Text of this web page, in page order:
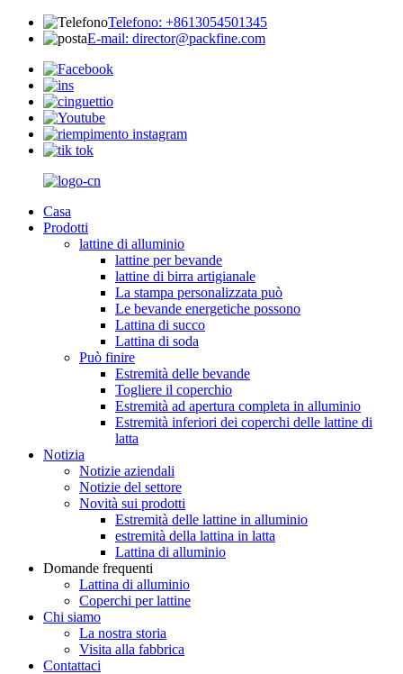
Telefono: +8613054501345
E-mail: director@packfine.com
Casa
Prodotti
lattine di alluminio
lattine per bevande
lattine di birra artigianale
La stampa personalizzata può
Le bevande energetiche possono
Lattina di succo
Lattina di soda
Può finire
Estremità delle bevande
Togliere il coperchio
Estremità ad apertura completa in alluminio
Estremità inferiori dei coperchi delle lattine di
latta
Notizia
Notizie aziendali
Notizie del settore
Novità sui prodotti
Estremità delle lattine in alluminio
estremità della lattina in latta
Lattina di alluminio
Domande frequenti
Lattina di alluminio
Coperchi per lattine
Chi siamo
La nostra storia
Visita alla fabbrica
Contattaci